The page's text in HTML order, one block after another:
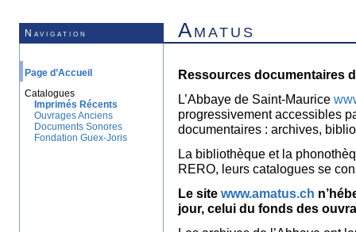
Navigation Amatus
Page d’Accueil
Catalogues
Imprimés Récents
Ouvrages Anciens
Documents Sonores
Fondation Guex-Joris
Ressources documentaires
L’Abbaye de Saint-Maurice
progressivement accessibles
documentaires : archives,
La bibliothèque et la
RERO, leurs catalogues se
Le site www.amatus.ch
jour, celui du fonds des